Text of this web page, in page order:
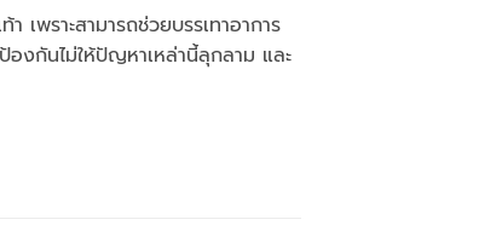
พราะสามารถช่วยบรรเทาอาการ
งกันไม่ให้ปัญหาเหล่านี้ลุกลาม และ